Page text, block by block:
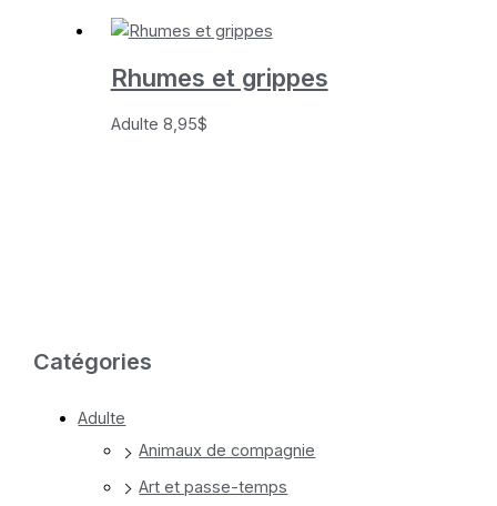
Catégories
Adulte
Animaux de compagnie
Art et passe-temps
Rhumes et grippes
Adulte 8,95$